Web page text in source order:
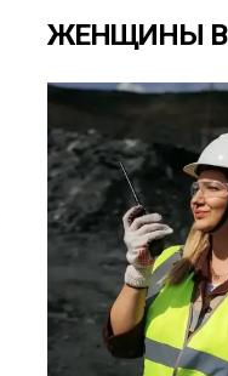
ЖЕНЩИНЫ В